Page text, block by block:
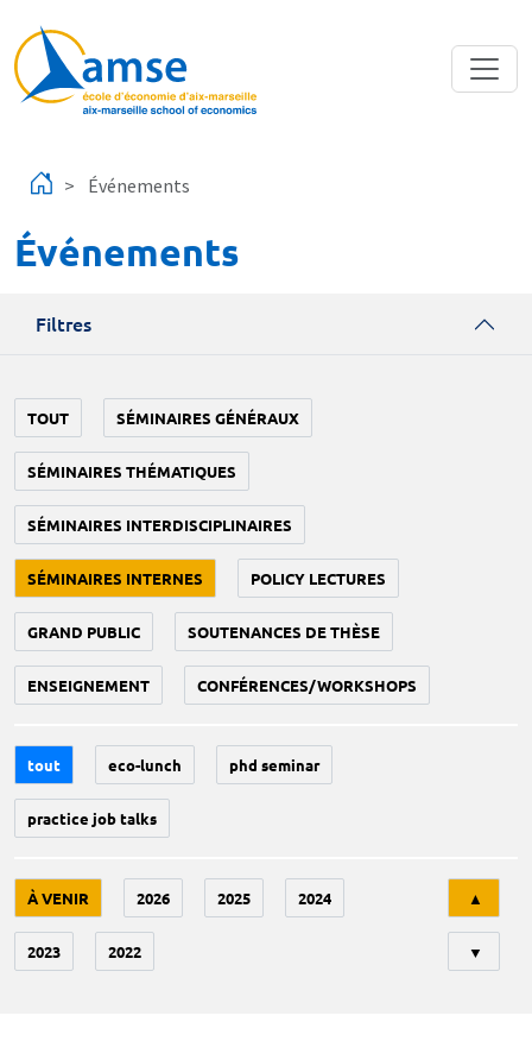
Événements
Événements
Filtres
TOUT SÉMINAIRES GÉNÉRAUX
SÉMINAIRES THÉMATIQUES
SÉMINAIRES INTERDISCIPLINAIRES
SÉMINAIRES INTERNES POLICY LECTURES
GRAND PUBLIC SOUTENANCES DE THÈSE
ENSEIGNEMENT CONFÉRENCES/WORKSHOPS
tout eco-lunch phd seminar
practice job talks
À VENIR 2026 2025 2024
2023 2022
▲
▼